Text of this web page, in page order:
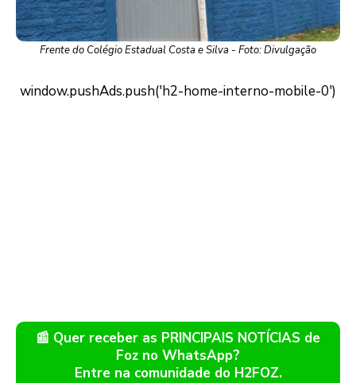
Frente do Colégio Estadual Costa e Silva - Foto: Divulgação
📰 Quer receber as PRINCIPAIS NOTÍCIAS de
Foz no WhatsApp?
Entre na comunidade do H2FOZ.